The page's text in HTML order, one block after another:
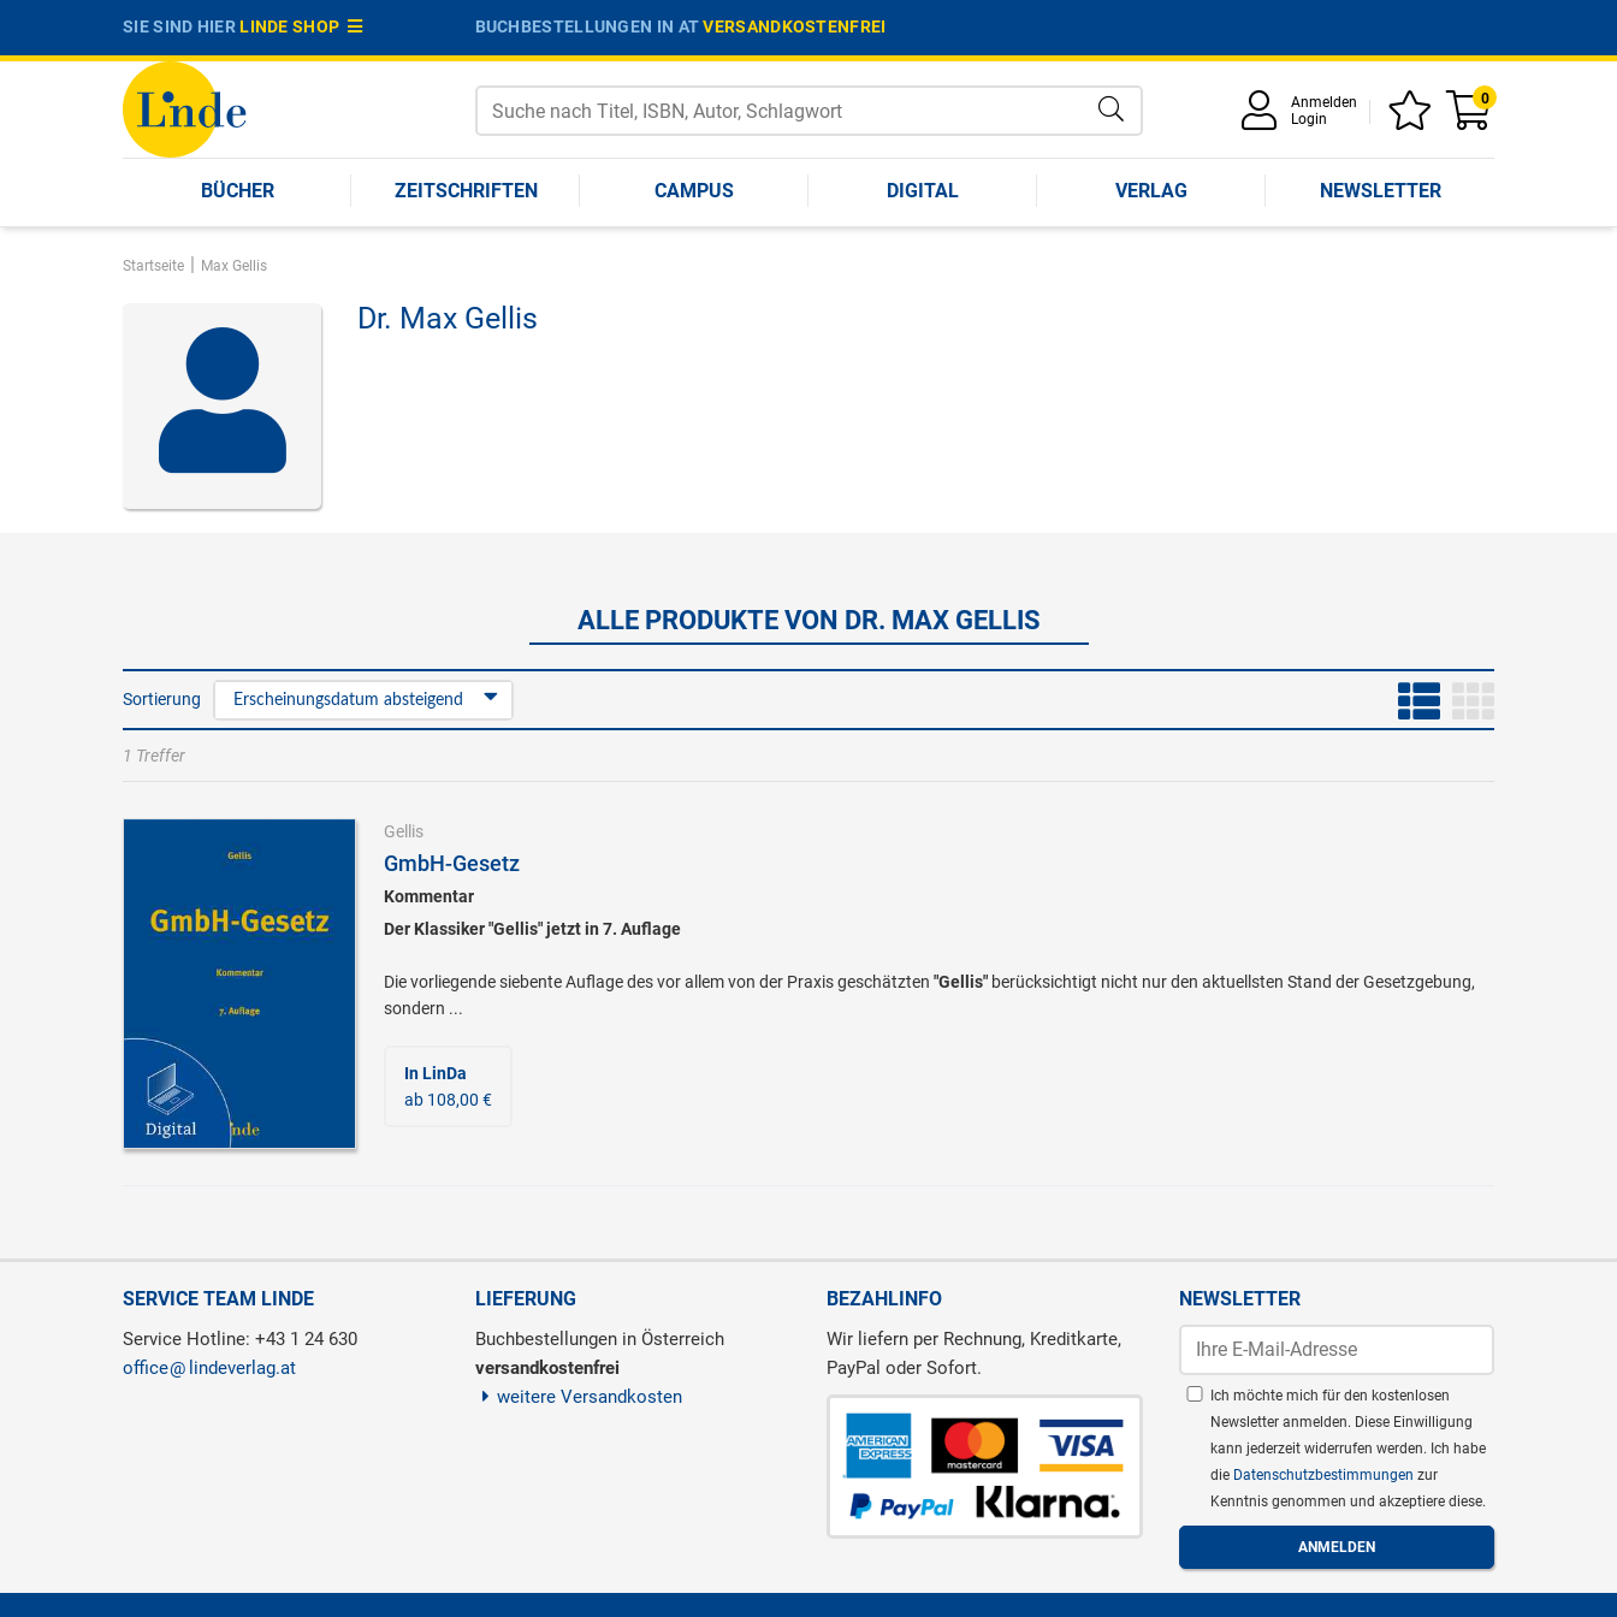
SIE SIND HIERLINDE SHOP BUCHBESTELLUNGEN IN ATVERSANDKOSTENFREI
Anmelden
Login
0
BÜCHER ZEITSCHRIFTEN CAMPUS DIGITAL VERLAG NEWSLETTER
Startseite | Max Gellis
Dr. Max Gellis
ALLE PRODUKTE VON DR. MAX GELLIS
Sortierung Erscheinungsdatum absteigend
1 Treffer
Gellis
GmbH-Gesetz
Kommentar
Der Klassiker "Gellis" jetzt in 7. Auflage
Die vorliegende siebente Auflage des vor allem von der Praxis geschätzten "Gellis"berücksichtigt nicht nur den aktuellsten Stand der Gesetzgebung,
sondern ...
In LinDa
ab 108,00 €
SERVICE TEAM LINDE
Service Hotline: +43 1 24 630
office
lindeverlag.at
LIEFERUNG
Buchbestellungen in Österreich
versandkostenfrei
weitere Versandkosten
BEZAHLINFO
Wir liefern per Rechnung, Kreditkarte,
PayPal oder Sofort.
NEWSLETTER
Ich möchte mich für den kostenlosen
Newsletter anmelden. Diese Einwilligung
kann jederzeit widerrufen werden. Ich habe
die Datenschutzbestimmungen zur
Kenntnis genommen und akzeptiere diese.